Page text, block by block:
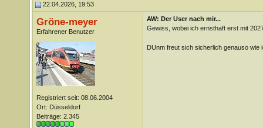
22.04.2026, 19:53
Gröne-meyer
Erfahrener Benutzer
Registriert seit: 08.06.2004
Ort: Düsseldorf
Beiträge: 2.345
AW: Der User nach mir...
Gewiss, wobei ich ernsthaft erst mit
DUnm freut sich sicherlich genauso